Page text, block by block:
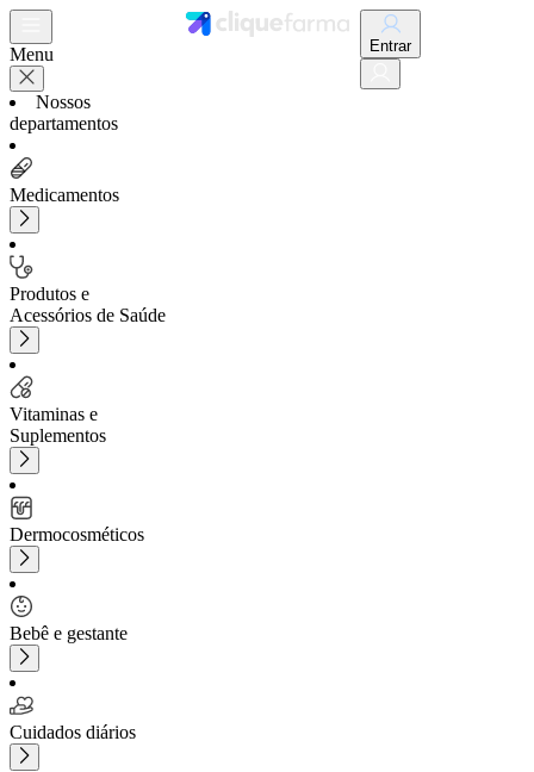
Menu
Nossos
departamentos
Medicamentos
Produtos e
Acessórios de Saúde
Vitaminas e
Suplementos
Dermocosméticos
Bebê e gestante
Cuidados diários
Entrar